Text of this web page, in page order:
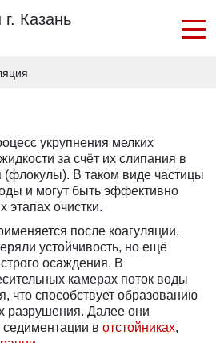
укрупнения мелких
за счёт их слипания в
(флокулы). В таком виде частицы
и могут быть эффективно
очистки.
после коагуляции,
устойчивость, но ещё
осаждения. В
камерах поток воды
что способствует образованию
разрушения. Далее они
в отстойниках,